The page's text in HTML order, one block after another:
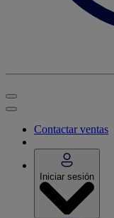
Contactar ventas
Iniciar sesión